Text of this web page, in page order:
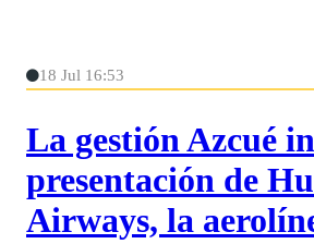
18 Jul 16:53
La gestión Azcué
presentación de
Airways, la